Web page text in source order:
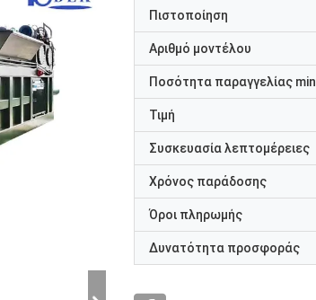
Πιστοποίηση
Αριθμό μοντέλου
Ποσότητα παραγγελίας min
Τιμή
Συσκευασία λεπτομέρειες
Χρόνος παράδοσης
Όροι πληρωμής
Δυνατότητα προσφοράς